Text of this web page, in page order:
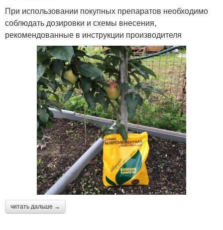
При использовании покупных препаратов необходимо
соблюдать дозировки и схемы внесения,
рекомендованные в инструкции производителя
читать дальше →